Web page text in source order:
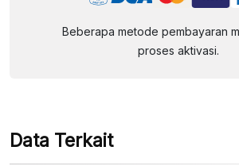
Beberapa metode pembayaran
proses aktivasi.
Data Terkait